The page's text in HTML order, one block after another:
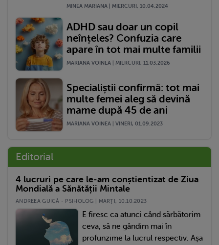
MINEA MARIANA | MIERCURI, 10.04.2024
ADHD sau doar un copil
neînțeles? Confuzia care
apare în tot mai multe familii
MARIANA VOINEA | MIERCURI, 11.03.2026
Specialiștii confirmă: tot mai
multe femei aleg să devină
mame după 45 de ani
MARIANA VOINEA | VINERI, 01.09.2023
Editorial
4 lucruri pe care le-am conștientizat de Ziua
Mondială a Sănătății Mintale
ANDREEA GUICĂ - PSIHOLOG | MARŢI, 10.10.2023
E firesc ca atunci când sărbătorim
ceva, să ne gândim mai în
profunzime la lucrul respectiv. Așa